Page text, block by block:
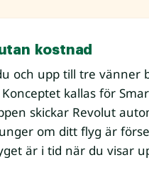
kostnad
och upp till tre vänner
kallas för
skickar Revolut
om ditt flyg är
är i tid när du visar